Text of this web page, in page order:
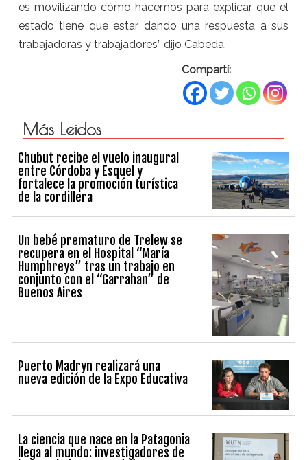
es movilizando cómo hacemos para explicar que el
estado tiene que estar dando una respuesta a sus
trabajadoras y trabajadores” dijo Cabeda.
Compartí:
Más Leidos
Chubut recibe el vuelo inaugural
entre Córdoba y Esquel y
fortalece la promoción turística
de la cordillera
Un bebé prematuro de Trelew se
recupera en el Hospital “María
Humphreys” tras un trabajo en
conjunto con el “Garrahan” de
Buenos Aires
Puerto Madryn realizará una
nueva edición de la Expo Educativa
La ciencia que nace en la Patagonia
llega al mundo: investigadores de